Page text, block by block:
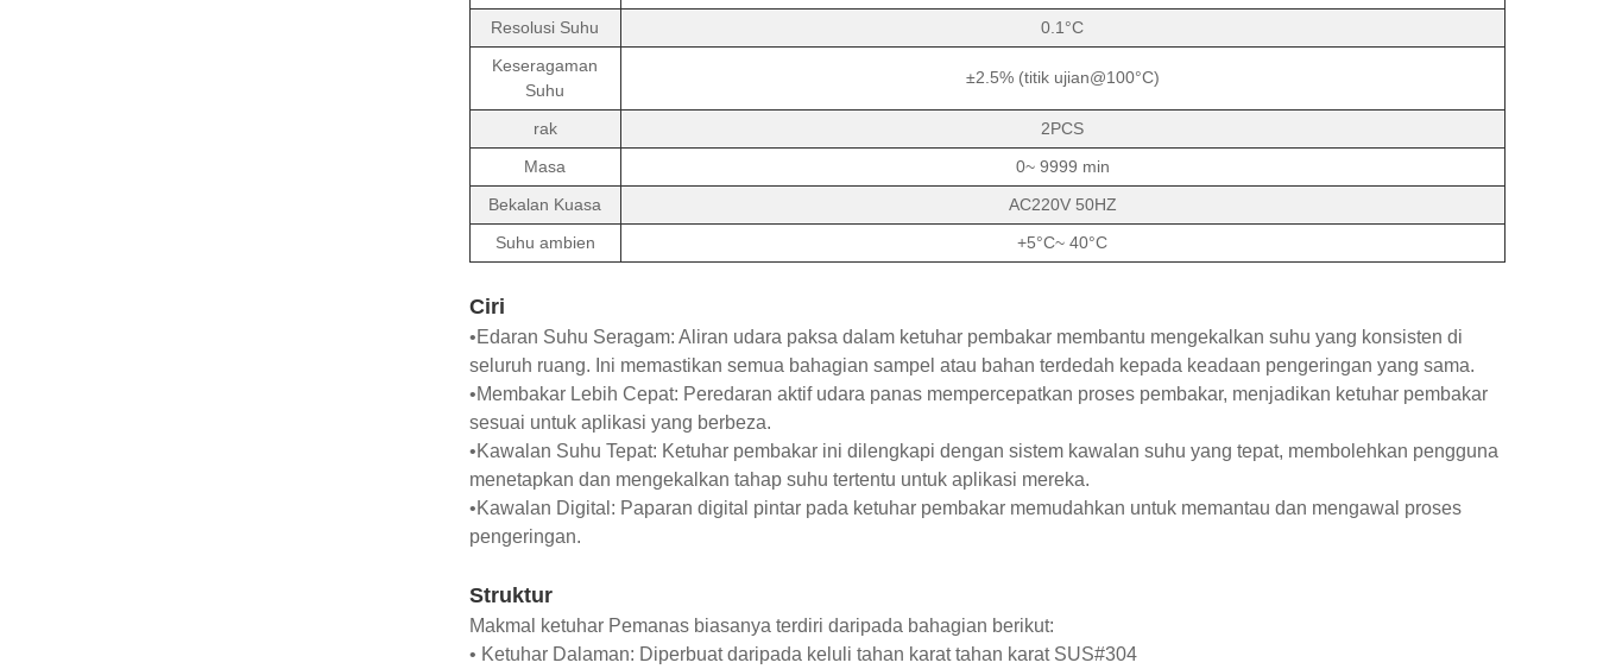
Resolusi Suhu
0.1°C
Keseragaman
Suhu
±2.5% (titik ujian@100°C)
rak
2PCS
Masa
0~ 9999 min
Bekalan Kuasa
AC220V 50HZ
Suhu ambien
+5°C~ 40°C
Ciri
•Edaran Suhu Seragam: Aliran udara paksa dalam ketuhar pembakar membantu mengekalkan suhu yang konsisten di
seluruh ruang. Ini memastikan semua bahagian sampel atau bahan terdedah kepada keadaan pengeringan yang sama.
•Membakar Lebih Cepat: Peredaran aktif udara panas mempercepatkan proses pembakar, menjadikan ketuhar pembakar
sesuai untuk aplikasi yang berbeza.
•Kawalan Suhu Tepat: Ketuhar pembakar ini dilengkapi dengan sistem kawalan suhu yang tepat, membolehkan pengguna
menetapkan dan mengekalkan tahap suhu tertentu untuk aplikasi mereka.
•Kawalan Digital: Paparan digital pintar pada ketuhar pembakar memudahkan untuk memantau dan mengawal proses
pengeringan.
Struktur
Makmal ketuhar Pemanas biasanya terdiri daripada bahagian berikut:
• Ketuhar Dalaman: Diperbuat daripada keluli tahan karat tahan karat SUS#304